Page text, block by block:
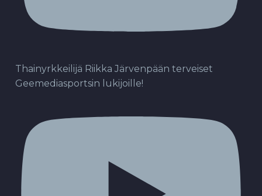
Thainyrkkeilijä Riikka Järvenpään terveiset
Geemediasportsin lukijoille!